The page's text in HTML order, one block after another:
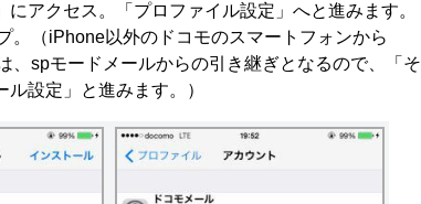
アクセス。「プロファイル設定」へと進みます。
。（iPhone以外のドコモのスマートフォンから
、spモードメールからの引き継ぎとなるので、「そ
設定」と進みます。）